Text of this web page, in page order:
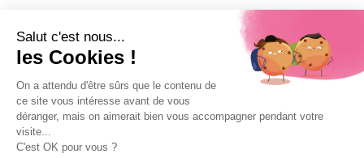
Salut c'est nous...
les Cookies !
On a attendu d'être sûrs que le contenu de
ce site vous intéresse avant de vous
déranger, mais on aimerait bien vous accompagner pendant votre
visite...
C'est OK pour vous ?